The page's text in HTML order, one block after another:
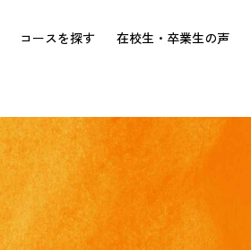
コースを探す 在校生・卒業生の声